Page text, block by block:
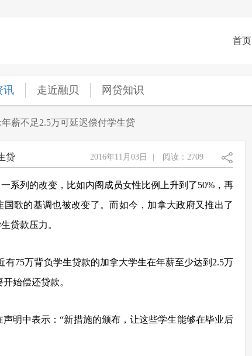
首页
讯 走近融贝 网贷知识
薪不足2.5万可延迟偿付学生贷
贷 2016年11月03日 阅读：2709
系列的改变，比如内阁成员女性比例上升到了50%，再
歌的基调也被改变了。而如今，加拿大政府又推出了
贷款压力。
有75万背负学生贷款的加拿大学生在年薪至少达到2.5万
始偿还贷款。
声明中表示：“新措施的颁布，让这些学生能够在毕业后